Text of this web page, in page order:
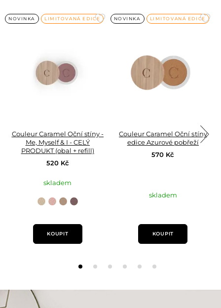
NOVINKA LIMITOVANÁ EDICEPřidat
Couleur Caramel Oční stíny -
Me, Myself & I - CELÝ
PRODUKT (obal + refill)
520 Kč
skladem
n°176
tartan
refill
n°177
pink
refill
n°178
Champagne
refill
n°179
plum
KOUPIT
NOVINKA LIMITOVANÁ EDICE
Couleur Caramel Oční stíny
edice Azurové pobřeží
570 Kč
skladem
KOUPIT